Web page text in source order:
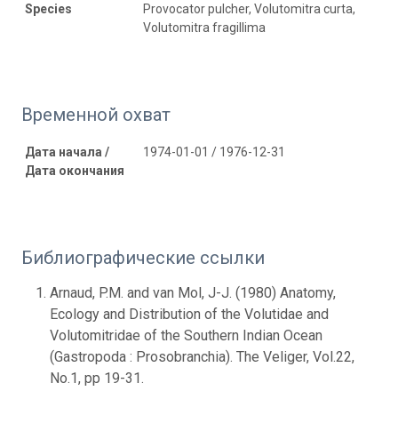
Species
Provocator pulcher, Volutomitra curta,
Volutomitra fragillima
Временной охват
Дата начала /
Дата окончания
1974-01-01 / 1976-12-31
Библиографические ссылки
Arnaud, P.M. and van Mol, J-J. (1980) Anatomy,
Ecology and Distribution of the Volutidae and
Volutomitridae of the Southern Indian Ocean
(Gastropoda : Prosobranchia). The Veliger, Vol.22,
No.1, pp 19-31.